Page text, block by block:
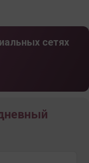
сетях